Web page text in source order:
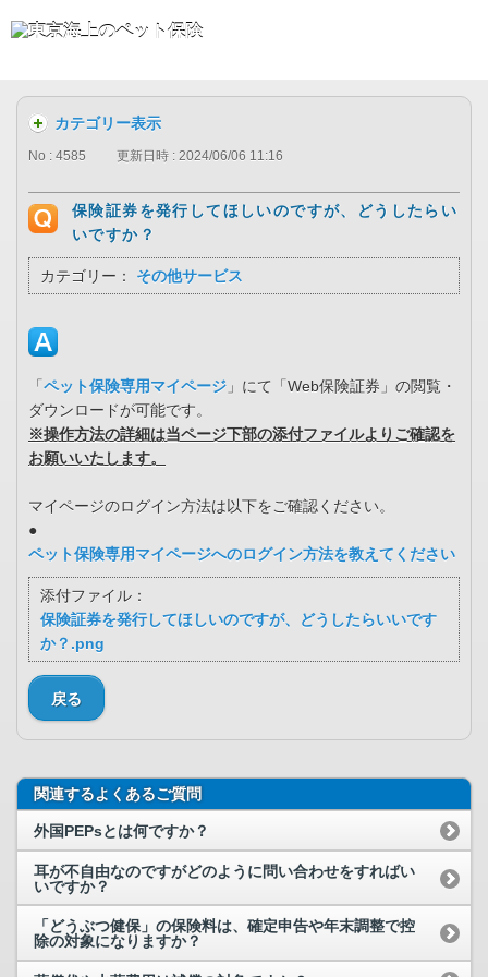
カテゴリー表示
No : 4585 更新日時 : 2024/06/06 11:16
保険証券を発行してほしいのですが、どうしたらい
いですか？
カテゴリー： その他サービス
「 ペット保険専用マイページ 」にて「Web保険証券」の閲覧・
ダウンロードが可能です。
※操作方法の詳細は当ページ下部の添付ファイルよりご確認を
お願いいたします。
マイページのログイン方法は以下をご確認ください。
●
ペット保険専用マイページへのログイン方法を教えてください
添付ファイル：
保険証券を発行してほしいのですが、どうしたらいいです
か？.png
戻る
関連するよくあるご質問
外国PEPsとは何ですか？
耳が不自由なのですがどのように問い合わせをすればい
いですか？
「どうぶつ健保」の保険料は、確定申告や年末調整で控
除の対象になりますか？